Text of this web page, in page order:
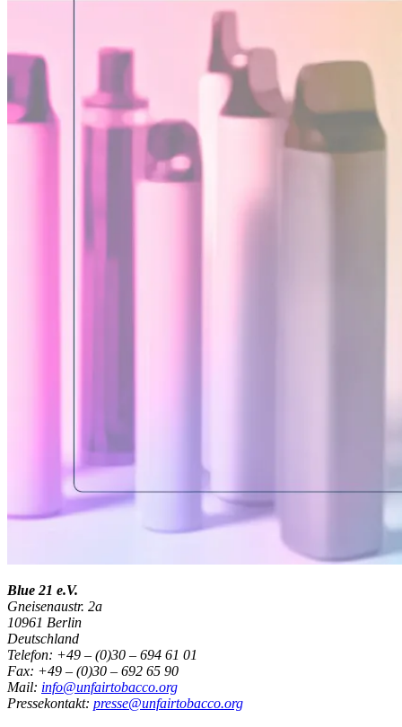
Blue 21 e.V.
Gneisenaustr. 2a
10961 Berlin
Deutschland
Telefon: +49 – (0)30 – 694 61 01
Fax: +49 – (0)30 – 692 65 90
Mail: info@unfairtobacco.org
Pressekontakt: presse@unfairtobacco.org